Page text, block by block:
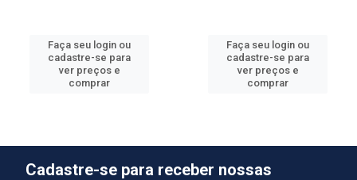
Faça seu login ou
cadastre-se para
ver preços e
comprar
Faça seu login ou
cadastre-se para
ver preços e
comprar
Cadastre-se para receber nossas